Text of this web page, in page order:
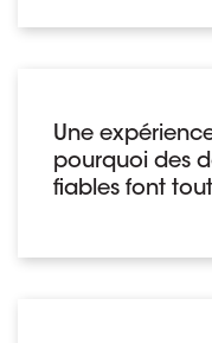
Une
pourquoi des
fiables font